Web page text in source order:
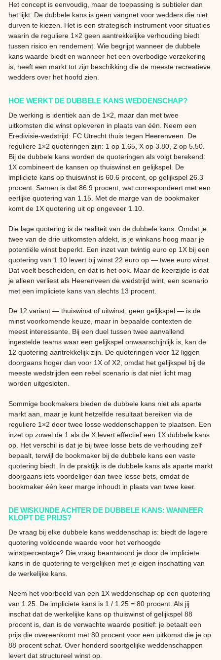
Het concept is eenvoudig, maar de toepassing is subtieler dan
het lijkt. De dubbele kans is geen vangnet voor wedders die niet
durven te kiezen. Het is een strategisch instrument voor situaties
waarin de reguliere 1×2 geen aantrekkelijke verhouding biedt
tussen risico en rendement. Wie begrijpt wanneer de dubbele
kans waarde biedt en wanneer het een overbodige verzekering
is, heeft een markt tot zijn beschikking die de meeste recreatieve
wedders over het hoofd zien.
HOE WERKT DE DUBBELE KANS WEDDENSCHAP?
De werking is identiek aan de 1×2, maar dan met twee
uitkomsten die winst opleveren in plaats van één. Neem een
Eredivisie-wedstrijd: FC Utrecht thuis tegen Heerenveen. De
reguliere 1×2 quoteringen zijn: 1 op 1.65, X op 3.80, 2 op 5.50.
Bij de dubbele kans worden de quoteringen als volgt berekend:
1X combineert de kansen op thuiswinst en gelijkspel. De
impliciete kans op thuiswinst is 60.6 procent, op gelijkspel 26.3
procent. Samen is dat 86.9 procent, wat correspondeert met een
eerlijke quotering van 1.15. Met de marge van de bookmaker
komt de 1X quotering uit op ongeveer 1.10.
Die lage quotering is de realiteit van de dubbele kans. Omdat je
twee van de drie uitkomsten afdekt, is je winkans hoog maar je
potentiële winst beperkt. Een inzet van twintig euro op 1X bij een
quotering van 1.10 levert bij winst 22 euro op — twee euro winst.
Dat voelt bescheiden, en dat is het ook. Maar de keerzijde is dat
je alleen verliest als Heerenveen de wedstrijd wint, een scenario
met een impliciete kans van slechts 13 procent.
De 12 variant — thuiswinst of uitwinst, geen gelijkspel — is de
minst voorkomende keuze, maar in bepaalde contexten de
meest interessante. Bij een duel tussen twee aanvallend
ingestelde teams waar een gelijkspel onwaarschijnlijk is, kan de
12 quotering aantrekkelijk zijn. De quoteringen voor 12 liggen
doorgaans hoger dan voor 1X of X2, omdat het gelijkspel bij de
meeste wedstrijden een reëel scenario is dat niet licht mag
worden uitgesloten.
Sommige bookmakers bieden de dubbele kans niet als aparte
markt aan, maar je kunt hetzelfde resultaat bereiken via de
reguliere 1×2 door twee losse weddenschappen te plaatsen. Een
inzet op zowel de 1 als de X levert effectief een 1X dubbele kans
op. Het verschil is dat je bij twee losse bets de verhouding zelf
bepaalt, terwijl de bookmaker bij de dubbele kans een vaste
quotering biedt. In de praktijk is de dubbele kans als aparte markt
doorgaans iets voordeliger dan twee losse bets, omdat de
bookmaker één keer marge inhoudt in plaats van twee keer.
DE WISKUNDE ACHTER DE DUBBELE KANS: WANNEER
KLOPT DE PRIJS?
De vraag bij elke dubbele kans weddenschap is: biedt de lagere
quotering voldoende waarde voor het verhoogde
winstpercentage? Die vraag beantwoord je door de impliciete
kans in de quotering te vergelijken met je eigen inschatting van
de werkelijke kans.
Neem het voorbeeld van een 1X weddenschap op een quotering
van 1.25. De impliciete kans is 1 / 1.25 = 80 procent. Als jij
inschat dat de werkelijke kans op thuiswinst of gelijkspel 88
procent is, dan is de verwachte waarde positief: je betaalt een
prijs die overeenkomt met 80 procent voor een uitkomst die je op
88 procent schat. Over honderd soortgelijke weddenschappen
levert dat structureel winst op.